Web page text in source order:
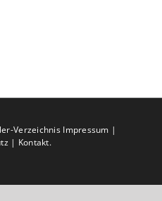
Verzeichnis Impressum |
| Kontakt.